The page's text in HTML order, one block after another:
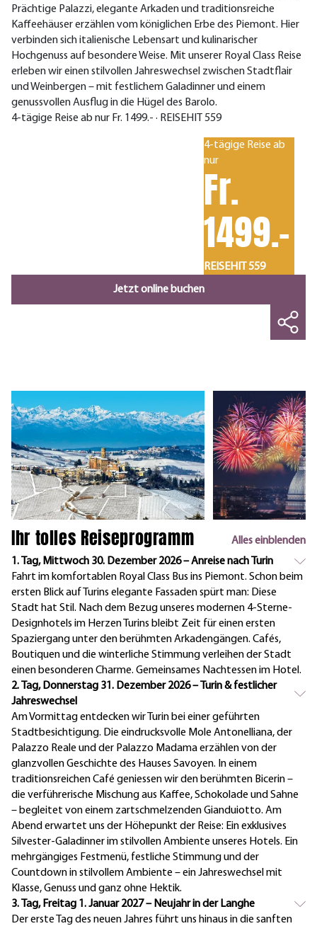
Prächtige Palazzi, elegante Arkaden und traditionsreiche
Kaffeehäuser erzählen vom königlichen Erbe des Piemont. Hier
verbinden sich italienische Lebensart und kulinarischer
Hochgenuss auf besondere Weise. Mit unserer Royal Class Reise
erleben wir einen stilvollen Jahreswechsel zwischen Stadtflair
und Weinbergen – mit festlichem Galadinner und einem
genussvollen Ausflug in die Hügel des Barolo.
4-tägige Reise ab nur Fr. 1499.- · REISEHIT 559
4-tägige Reise ab
nur
Fr.
1499.-
REISEHIT 559
Jetzt online buchen
Ihr tolles Reiseprogramm
Alles einblenden
1. Tag, Mittwoch 30. Dezember 2026 – Anreise nach Turin
Fahrt im komfortablen Royal Class Bus ins Piemont. Schon beim
ersten Blick auf Turins elegante Fassaden spürt man: Diese
Stadt hat Stil. Nach dem Bezug unseres modernen 4-Sterne-
Designhotels im Herzen Turins bleibt Zeit für einen ersten
Spaziergang unter den berühmten Arkadengängen. Cafés,
Boutiquen und die winterliche Stimmung verleihen der Stadt
einen besonderen Charme. Gemeinsames Nachtessen im Hotel.
2. Tag, Donnerstag 31. Dezember 2026 – Turin & festlicher
Jahreswechsel
Am Vormittag entdecken wir Turin bei einer geführten
Stadtbesichtigung. Die eindrucksvolle Mole Antonelliana, der
Palazzo Reale und der Palazzo Madama erzählen von der
glanzvollen Geschichte des Hauses Savoyen. In einem
traditionsreichen Café geniessen wir den berühmten Bicerin –
die verführerische Mischung aus Kaffee, Schokolade und Sahne
– begleitet von einem zartschmelzenden Gianduiotto. Am
Abend erwartet uns der Höhepunkt der Reise: Ein exklusives
Silvester-Galadinner im stilvollen Ambiente unseres Hotels. Ein
mehrgängiges Festmenü, festliche Stimmung und der
Countdown in stilvollem Ambiente – ein Jahreswechsel mit
Klasse, Genuss und ganz ohne Hektik.
3. Tag, Freitag 1. Januar 2027 – Neujahr in der Langhe
Der erste Tag des neuen Jahres führt uns hinaus in die sanften